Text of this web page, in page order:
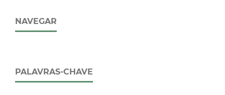
NAVEGAR
PALAVRAS-CHAVE